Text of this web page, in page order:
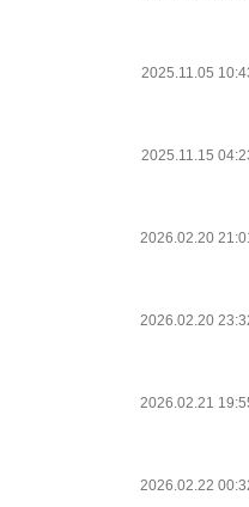
2025.11.05
2025.11.15
2026.02.20
2026.02.20
2026.02.21
2026.02.22